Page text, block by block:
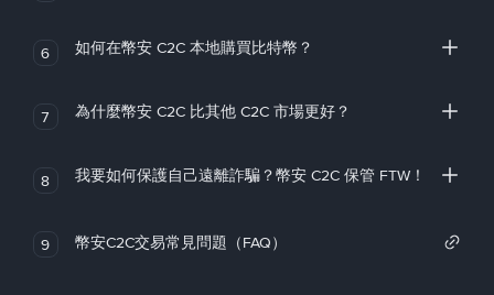
6 如何在幣安 C2C 本地購買比特幣？
7 為什麼幣安 C2C 比其他 C2C 市場更好？
8 我要如何保護自己遠離詐騙？幣安 C2C 保管 FTW！
9 幣安C2C交易常見問題（FAQ）